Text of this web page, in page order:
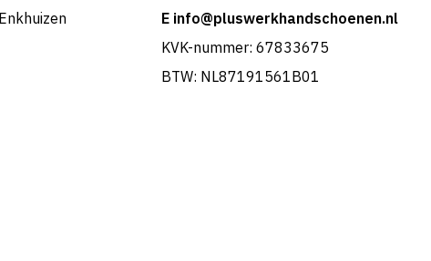
E info@pluswerkhandschoenen.nl
KVK-nummer: 67833675
BTW: NL87191561B01